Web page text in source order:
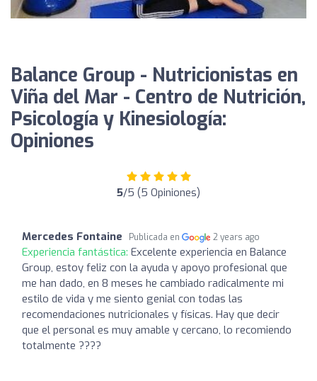
Balance Group - Nutricionistas en
Viña del Mar - Centro de Nutrición,
Psicología y Kinesiología:
Opiniones
5/5 (5 Opiniones)
Mercedes Fontaine Publicada en 2 years ago
Experiencia fantástica: Excelente experiencia en Balance
Group, estoy feliz con la ayuda y apoyo profesional que
me han dado, en 8 meses he cambiado radicalmente mi
estilo de vida y me siento genial con todas las
recomendaciones nutricionales y físicas. Hay que decir
que el personal es muy amable y cercano, lo recomiendo
totalmente ????